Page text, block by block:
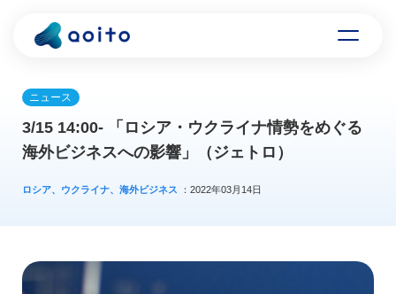
ニュース
3/15 14:00- 「ロシア・ウクライナ情勢をめぐる
海外ビジネスへの影響」（ジェトロ）
ロシア、ウクライナ、海外ビジネス ：2022年03月14日